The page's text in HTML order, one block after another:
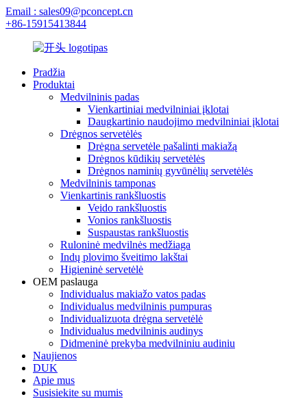
Email : sales09@pconcept.cn
+86-15915413844
Pradžia
Produktai
Medvilninis padas
Vienkartiniai medvilniniai įklotai
Daugkartinio naudojimo medvilniniai įklotai
Drėgnos servetėlės
Drėgna servetėle pašalinti makiažą
Drėgnos kūdikių servetėlės
Drėgnos naminių gyvūnėlių servetėlės
Medvilninis tamponas
Vienkartinis rankšluostis
Veido rankšluostis
Vonios rankšluostis
Suspaustas rankšluostis
Ruloninė medvilnės medžiaga
Indų plovimo šveitimo lakštai
Higieninė servetėlė
OEM paslauga
Individualus makiažo vatos padas
Individualus medvilninis pumpuras
Individualizuota drėgna servetėlė
Individualus medvilninis audinys
Didmeninė prekyba medvilniniu audiniu
Naujienos
DUK
Apie mus
Susisiekite su mumis